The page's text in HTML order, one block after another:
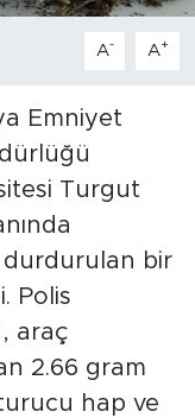
A- A+
Emniyet
Turgut
bir
Polis
araç
2.66 gram
hap ve